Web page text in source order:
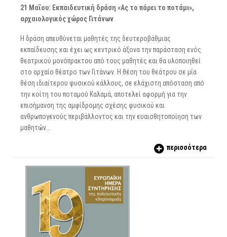
21 Μαΐου: Eκπαιδευτική δράση «Ας το πάρει το ποτάμι»,
αρχαιολογικός χώρος Γιτάνων
Η δράση απευθύνεται μαθητές της δευτεροβάθμιας
εκπαίδευσης και έχει ως κεντρικό άξονα την παράσταση ενός
θεατρικού μονόπρακτου από τους μαθητές και θα υλοποιηθεί
στο αρχαίο θέατρο των Γιτάνων. Η θέση του θεάτρου σε μία
θέση ιδιαίτερου φυσικού κάλλους, σε ελάχιστη απόσταση από
την κοίτη του ποταμού Καλαμά, αποτελεί αφορμή για την
επισήμανση της αμφίδρομης σχέσης φυσικού και
ανθρωπογενούς περιβάλλοντος και την ευαισθητοποίηση των
μαθητών…
περισσότερα